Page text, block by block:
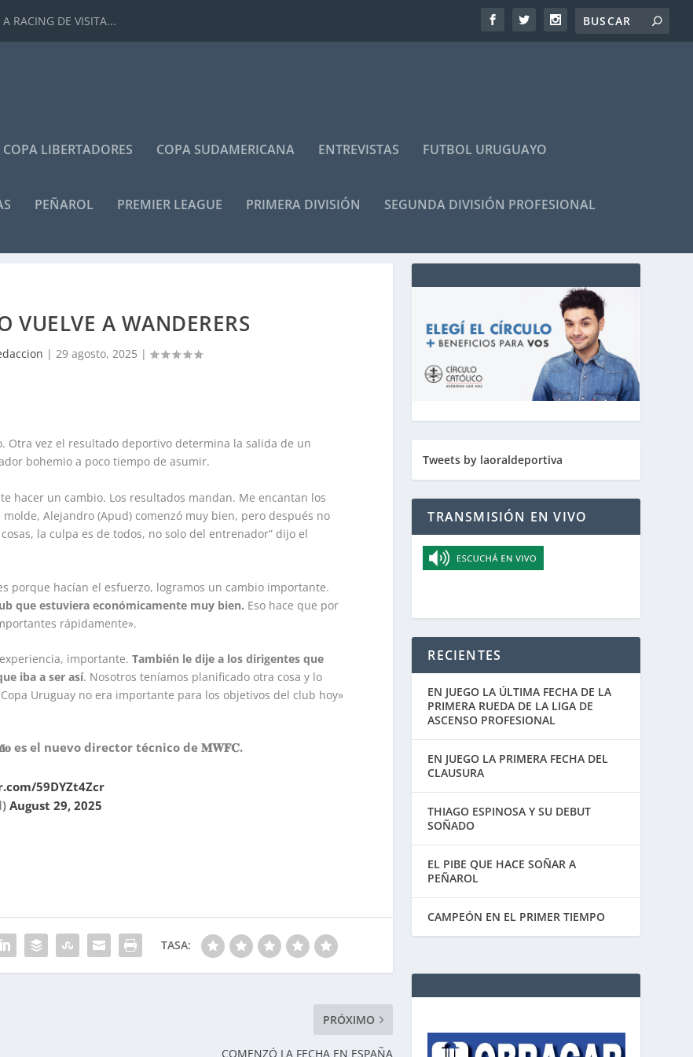
RACING DE VISITA...
COPA LIBERTADORES COPA SUDAMERICANA ENTREVISTAS FUTBOL URUGUAYO
PEÑAROL PREMIER LEAGUE PRIMERA DIVISIÓN SEGUNDA DIVISIÓN PROFESIONAL
VUELVE A WANDERERS
| 29 agosto, 2025 |
Otra vez el resultado deportivo determina la salida de un
bohemio a poco tiempo de asumir.
hacer un cambio. Los resultados mandan. Me encantan los
Alejandro (Apud) comenzó muy bien, pero después no
la culpa es de todos, no solo del entrenador” dijo el
porque hacían el esfuerzo, logramos un cambio importante.
que estuviera económicamente muy bien. Eso hace que por
rápidamente».
importante.También le dije a los dirigentes que
iba a ser así. Nosotros teníamos planificado otra cosa y lo
Uruguay no era importante para los objetivos del club hoy»
es el nuevo director técnico de 𝐌𝐖𝐅𝐂.
59DYZt4Zcr
August 29, 2025
TASA:
PRÓXIMO
COMENZÓ LA FECHA EN ESPAÑA
Tweets by laoraldeportiva
TRANSMISIÓN EN VIVO
RECIENTES
EN JUEGO LA ÚLTIMA FECHA DE LA
PRIMERA RUEDA DE LA LIGA DE
ASCENSO PROFESIONAL
EN JUEGO LA PRIMERA FECHA DEL
CLAUSURA
THIAGO ESPINOSA Y SU DEBUT
SOÑADO
EL PIBE QUE HACE SOÑAR A
PEÑAROL
CAMPEÓN EN EL PRIMER TIEMPO